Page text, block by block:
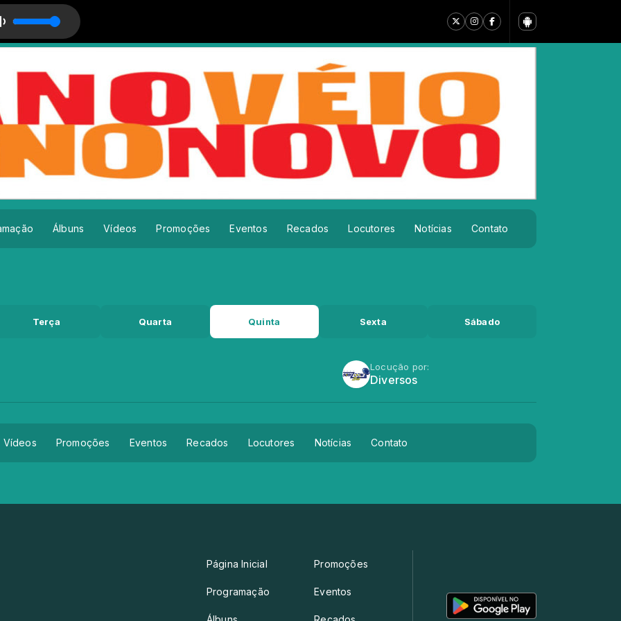
Álbuns Vídeos Promoções Eventos Recados Locutores Notícias Contato
Terça Quarta Quinta Sexta Sábado
Locução por:
Diversos
Vídeos Promoções Eventos Recados Locutores Notícias Contato
Página Inicial
Programação
Promoções
Eventos